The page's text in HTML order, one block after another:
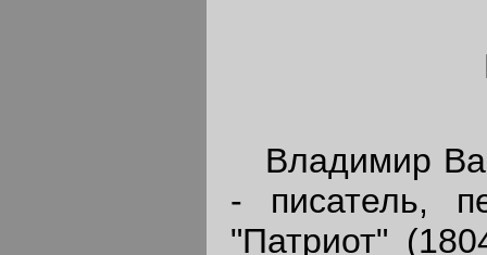
Владимир
- писатель,
"Патриот"